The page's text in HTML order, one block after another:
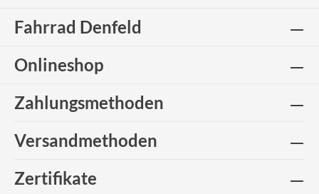
Fahrrad Denfeld
Onlineshop
Zahlungsmethoden
Versandmethoden
Zertifikate